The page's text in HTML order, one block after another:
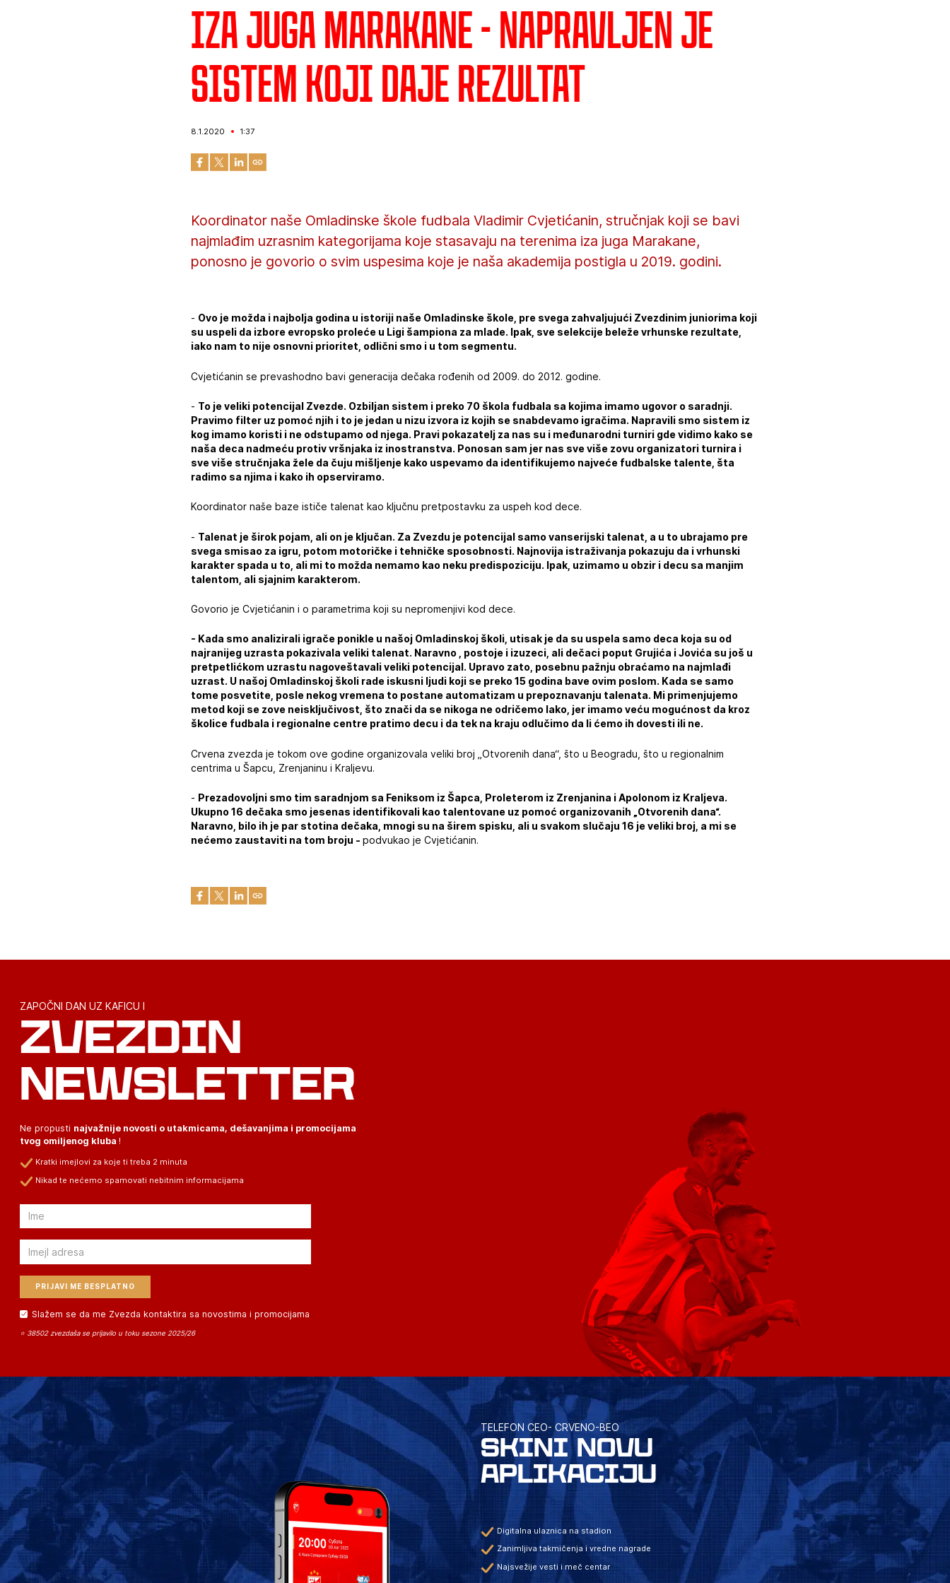
Iza juga Marakane - Napravljen je
sistem koji daje rezultat
8.1.2020 1:37
Koordinator naše Omladinske škole fudbala Vladimir Cvjetićanin, stručnjak koji se bavi
najmlađim uzrasnim kategorijama koje stasavaju na terenima iza juga Marakane,
ponosno je govorio o svim uspesima koje je naša akademija postigla u 2019. godini.
- Ovo je možda i najbolja godina u istoriji naše Omladinske škole, pre svega zahvaljujući Zvezdinim juniorima koji
su uspeli da izbore evropsko proleće u Ligi šampiona za mlade. Ipak, sve selekcije beleže vrhunske rezultate,
iako nam to nije osnovni prioritet, odlični smo i u tom segmentu.
Cvjetićanin se prevashodno bavi generacija dečaka rođenih od 2009. do 2012. godine.
- To je veliki potencijal Zvezde. Ozbiljan sistem i preko 70 škola fudbala sa kojima imamo ugovor o saradnji.
Pravimo filter uz pomoć njih i to je jedan u nizu izvora iz kojih se snabdevamo igračima. Napravili smo sistem iz
kog imamo koristi i ne odstupamo od njega. Pravi pokazatelj za nas su i međunarodni turniri gde vidimo kako se
naša deca nadmeću protiv vršnjaka iz inostranstva. Ponosan sam jer nas sve više zovu organizatori turnira i
sve više stručnjaka žele da čuju mišljenje kako uspevamo da identifikujemo najveće fudbalske talente, šta
radimo sa njima i kako ih opserviramo.
Koordinator naše baze ističe talenat kao ključnu pretpostavku za uspeh kod dece.
- Talenat je širok pojam, ali on je ključan. Za Zvezdu je potencijal samo vanserijski talenat, a u to ubrajamo pre
svega smisao za igru, potom motoričke i tehničke sposobnosti. Najnovija istraživanja pokazuju da i vrhunski
karakter spada u to, ali mi to možda nemamo kao neku predispoziciju. Ipak, uzimamo u obzir i decu sa manjim
talentom, ali sjajnim karakterom.
Govorio je Cvjetićanin i o parametrima koji su nepromenjivi kod dece.
- Kada smo analizirali igrače ponikle u našoj Omladinskoj školi, utisak je da su uspela samo deca koja su od
najranijeg uzrasta pokazivala veliki talenat. Naravno , postoje i izuzeci, ali dečaci poput Grujića i Jovića su još u
pretpetlićkom uzrastu nagoveštavali veliki potencijal. Upravo zato, posebnu pažnju obraćamo na najmlađi
uzrast. U našoj Omladinskoj školi rade iskusni ljudi koji se preko 15 godina bave ovim poslom. Kada se samo
tome posvetite, posle nekog vremena to postane automatizam u prepoznavanju talenata. Mi primenjujemo
metod koji se zove neisključivost, što znači da se nikoga ne odričemo lako, jer imamo veću mogućnost da kroz
školice fudbala i regionalne centre pratimo decu i da tek na kraju odlučimo da li ćemo ih dovesti ili ne.
Crvena zvezda je tokom ove godine organizovala veliki broj „Otvorenih dana“, što u Beogradu, što u regionalnim
centrima u Šapcu, Zrenjaninu i Kraljevu.
- Prezadovoljni smo tim saradnjom sa Feniksom iz Šapca, Proleterom iz Zrenjanina i Apolonom iz Kraljeva.
Ukupno 16 dečaka smo jesenas identifikovali kao talentovane uz pomoć organizovanih „Otvorenih dana“.
Naravno, bilo ih je par stotina dečaka, mnogi su na širem spisku, ali u svakom slučaju 16 je veliki broj, a mi se
nećemo zaustaviti na tom broju -podvukao je Cvjetićanin.
ZAPOČNI DAN UZ KAFICU I
ZVEZDIN
NEWSLETTER
Ne propusti najvažnije novosti o utakmicama, dešavanjima i promocijama
tvog omiljenog kluba !
Kratki imejlovi za koje ti treba 2 minuta
Nikad te nećemo spamovati nebitnim informacijama
Email
Email
Slažem se da me Zvezda kontaktira sa novostima i promocijama
⭐ 38502 zvezdaša se prijavilo u toku sezone 2025/26
TELEFON CEO- CRVENO-BEO
SKINI NOVU
APLIKACIJU
Digitalna ulaznica na stadion
Zanimljiva takmičenja i vredne nagrade
Najsvežije vesti i meč centar